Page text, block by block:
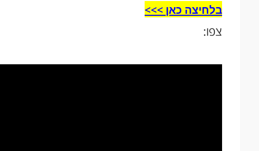
בלחיצה כאן >>>​
צפו: